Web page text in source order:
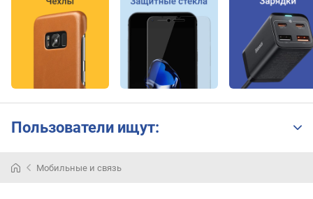
Г
т
T
Пользователи ищут:
Мобильные и связь